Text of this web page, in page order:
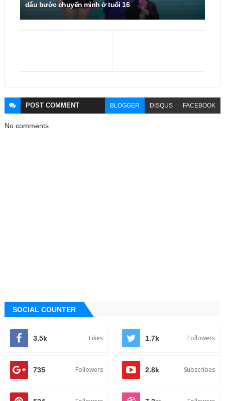
dấu bước chuyển mình ở tuổi 16
POST COMMENT BLOGGER DISQUS FACEBOOK
No comments
SOCIAL COUNTER
3.5k Likes 1.7k Followers
735 Followers 2.8k Subscribes